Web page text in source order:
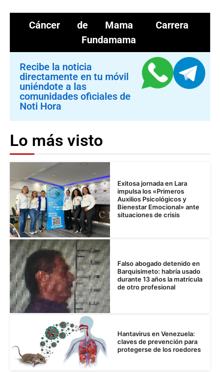
Cáncer de Mama
Carrera
Fundamama
Recibe la noticia
directamente en tu móvil
uniéndote a las
comunidades oficiales de
Noti Hora
Lo más visto
Exitosa jornada en Lara
impulsa los «Primeros
Auxilios Psicológicos y
Bienestar Emocional» ante
situaciones de crisis
Falso abogado detenido en
Barquisimeto: habría usado
durante 13 años la matrícula
de otro profesional
Hantavirus en Venezuela:
claves de prevención para
protegerse de los roedores